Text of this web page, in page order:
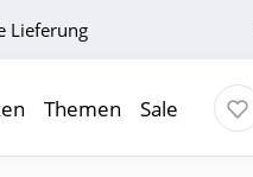
Lieferung
Themen Sale